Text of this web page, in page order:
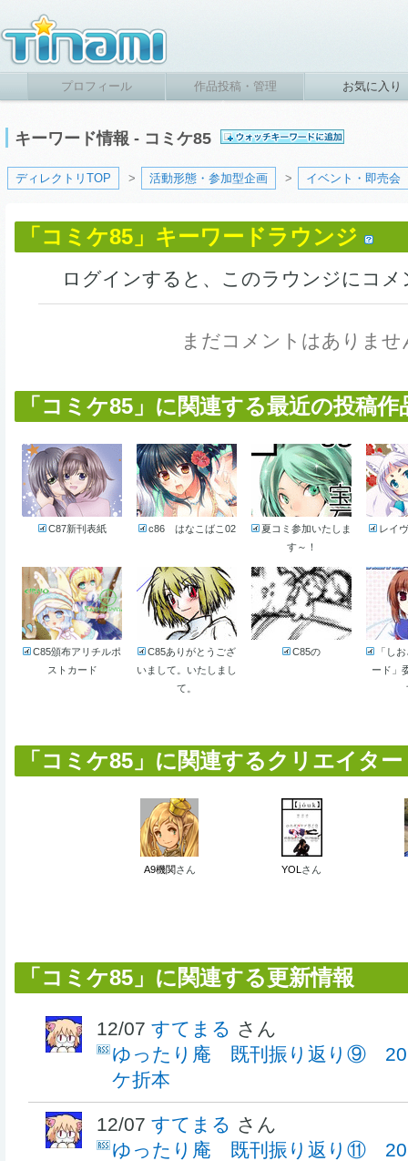
プロフィール 作品投稿・管理 お気に入り
キーワード情報 - コミケ85
ディレクトリTOP > 活動形態・参加型企画 > イベント・即売会
「コミケ85」キーワードラウンジ
ログインすると、このラウンジにコ
まだコメントはありませ
「コミケ85」に関連する最近の投稿作
C87新刊表紙 c86 はなこばこ02
夏コミ参加いたしま
す～！
レイ
C85頒布アリチルポ
ストカード
C85ありがとうござ
いまして。いたしまし
て。
C85の
「し
ード」
「コミケ85」に関連するクリエイター
A9機関さん YOL さん
「コミケ85」に関連する更新情報
12/07 すてまる さん
ゆったり庵 既刊振り返り⑨
ケ折本
12/07 すてまる さん
ゆったり庵 既刊振り返り⑪